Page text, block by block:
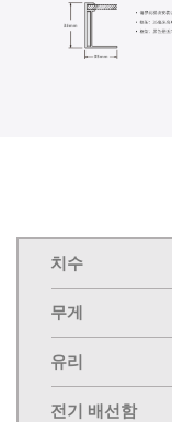
치수
무게
유리
전기 배선함